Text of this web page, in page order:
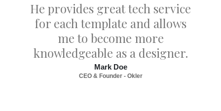
He provides great tech service
for each template and allows
me to become more
knowledgeable as a designer.
Mark Doe
CEO & Founder - Okler